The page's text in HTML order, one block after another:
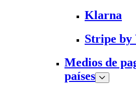
Klarna
Stripe by
Medios de
países